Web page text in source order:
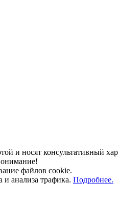
и носят консультативный
файлов cookie.
анализа трафика. Подробнее.